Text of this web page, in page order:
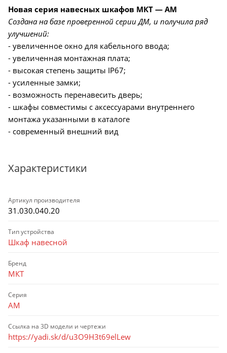
Новая серия навесных шкафов МКТ — АМ
Создана на базе проверенной серии ДМ, и получила ряд
улучшений:
- увеличенное окно для кабельного ввода;
- увеличенная монтажная плата;
- высокая степень защиты IP67;
- усиленные замки;
- возможность перенавесить дверь;
- шкафы совместимы с аксессуарами внутреннего
монтажа указанными в каталоге
- современный внешний вид
Характеристики
Артикул производителя
31.030.040.20
Тип устройства
Шкаф навесной
Бренд
МКТ
Серия
АМ
Ссылка на 3D модели и чертежи
https://yadi.sk/d/u3O9H3t69elLew